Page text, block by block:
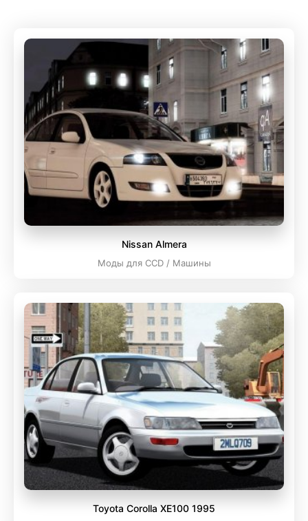
Nissan Almera
Моды для CCD / Машины
Toyota Corolla XE100 1995